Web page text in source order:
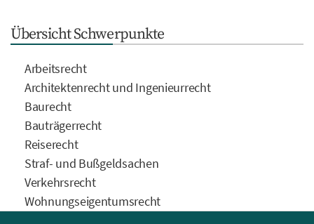
Übersicht Schwerpunkte
Arbeitsrecht
Architektenrecht und Ingenieurrecht
Baurecht
Bauträgerrecht
Reiserecht
Straf- und Bußgeldsachen
Verkehrsrecht
Wohnungseigentumsrecht